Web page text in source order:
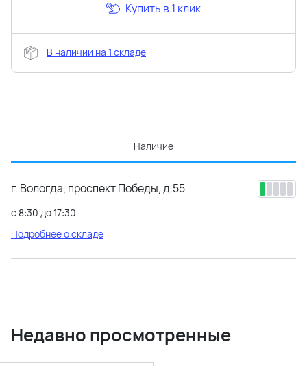
Купить в 1 клик
В наличии на 1 складе
Наличие
г. Вологда, проспект Победы, д.55
с 8:30 до 17:30
Подробнее о складе
Недавно просмотренные